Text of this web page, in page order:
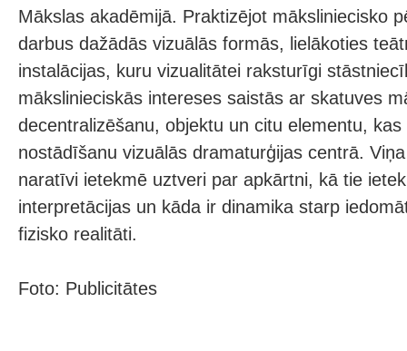
Mākslas akadēmijā. Praktizējot māksliniecisko
darbus dažādās vizuālās formās, lielākoties
instalācijas, kuru vizualitātei raksturīgi
mākslinieciskās intereses saistās ar skatuves
decentralizēšanu, objektu un citu elementu,
nostādīšanu vizuālās dramaturģijas centrā.
naratīvi ietekmē uztveri par apkārtni, kā tie
interpretācijas un kāda ir dinamika starp
fizisko realitāti.
Foto: Publicitātes